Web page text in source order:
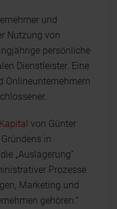
und
Nutzung von
persönliche
Dienstleister. Eine
Onlineunternehmern
von Günter
in
„Auslagerung“
Prozesse
Marketing und
gehören.“